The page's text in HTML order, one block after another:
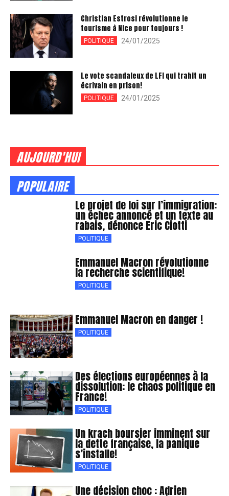
Christian Estrosi révolutionne le
tourisme à Nice pour toujours !
POLITIQUE 24/01/2025
Le vote scandaleux de LFI qui trahit un
écrivain en prison!
POLITIQUE 24/01/2025
AUJOURD'HUI
POPULAIRE
Le projet de loi sur l’immigration:
un échec annoncé et un texte au
rabais, dénonce Eric Ciotti
POLITIQUE
Emmanuel Macron révolutionne
la recherche scientifique!
POLITIQUE
Emmanuel Macron en danger !
POLITIQUE
Des élections européennes à la
dissolution: le chaos politique en
France!
POLITIQUE
Un krach boursier imminent sur
la dette française, la panique
s’installe!
POLITIQUE
Une décision choc : Adrien